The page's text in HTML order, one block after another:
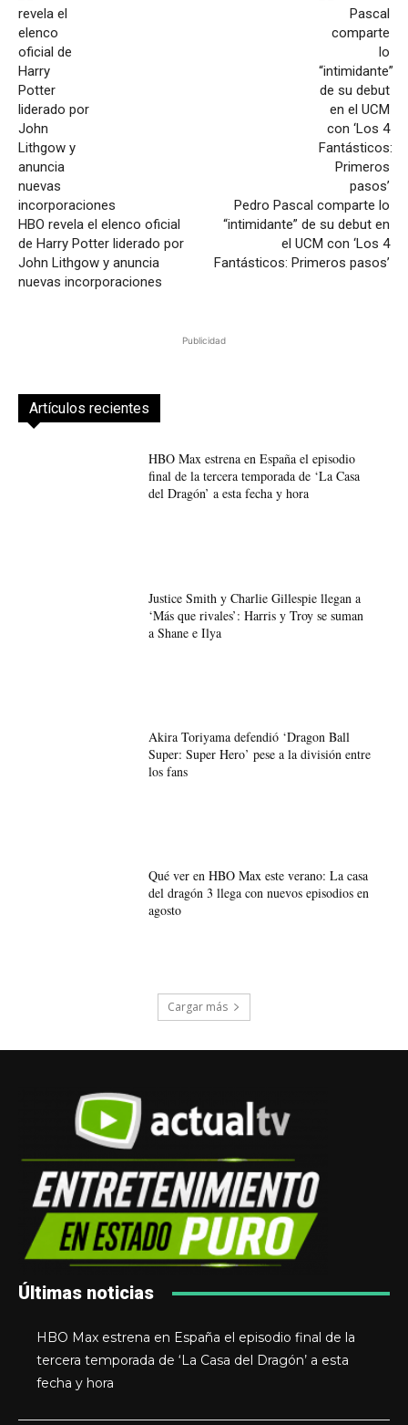
HBO revela el elenco oficial
de Harry Potter liderado por
John Lithgow y anuncia
nuevas incorporaciones
Pedro Pascal comparte lo
“intimidante” de su debut en
el UCM con ‘Los 4
Fantásticos: Primeros pasos’
Publicidad
Artículos recientes
HBO Max estrena en España el episodio
final de la tercera temporada de ‘La Casa
del Dragón’ a esta fecha y hora
Justice Smith y Charlie Gillespie llegan a
‘Más que rivales’: Harris y Troy se suman
a Shane e Ilya
Akira Toriyama defendió ‘Dragon Ball
Super: Super Hero’ pese a la división entre
los fans
Qué ver en HBO Max este verano: La casa
del dragón 3 llega con nuevos episodios en
agosto
Cargar más
Últimas noticias
HBO Max estrena en España el episodio final de la
tercera temporada de ‘La Casa del Dragón’ a esta
fecha y hora